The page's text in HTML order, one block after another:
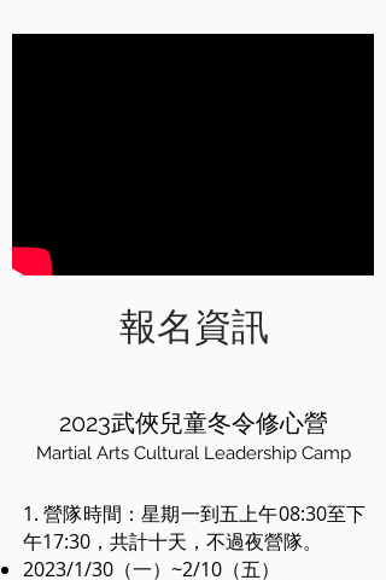
​報名資訊
2023武俠兒童冬令修心營
Martial Arts Cultural Leadership Camp
1. 營隊時間：星期一到五上午08:30至下
午17:30，共計十天，不過夜營隊。
2023/1/30（一）~2/10（五）